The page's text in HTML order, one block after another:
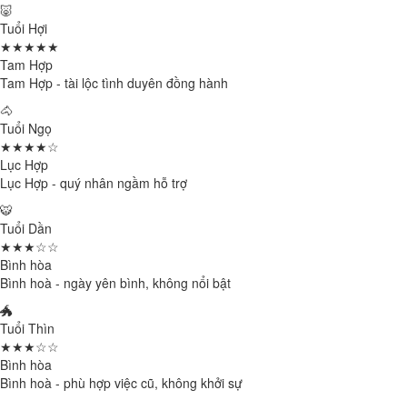
🐷
Tuổi Hợi
★★★★★
Tam Hợp
Tam Hợp - tài lộc tình duyên đồng hành
🐴
Tuổi Ngọ
★★★★☆
Lục Hợp
Lục Hợp - quý nhân ngầm hỗ trợ
🐯
Tuổi Dần
★★★☆☆
Bình hòa
Bình hoà - ngày yên bình, không nổi bật
🐲
Tuổi Thìn
★★★☆☆
Bình hòa
Bình hoà - phù hợp việc cũ, không khởi sự